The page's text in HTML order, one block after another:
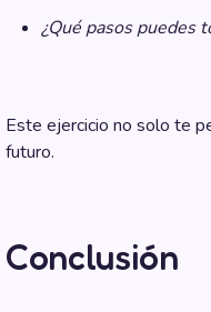
¿Qué pasos puedes
Este ejercicio no solo te
futuro.
Conclusión